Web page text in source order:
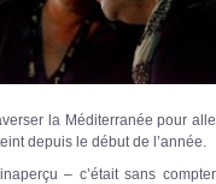
la Méditerranée pour
depuis le début de l’année.
– c’était sans